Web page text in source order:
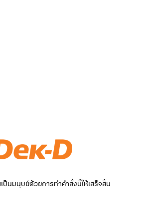
นมนุษย์ด้วยการทำคำสั่งนี้ให้เสร็จสิ้น